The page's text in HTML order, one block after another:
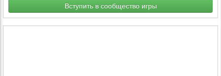
Вступить в сообщество игры